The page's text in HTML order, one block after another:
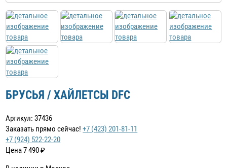
БРУСЬЯ / ХАЙЛЕТСЫ DFC
Артикул: 37436
Заказать прямо сейчас! +7 (423) 201-81-11
+7 (924) 522-22-20
Цена7 490₽